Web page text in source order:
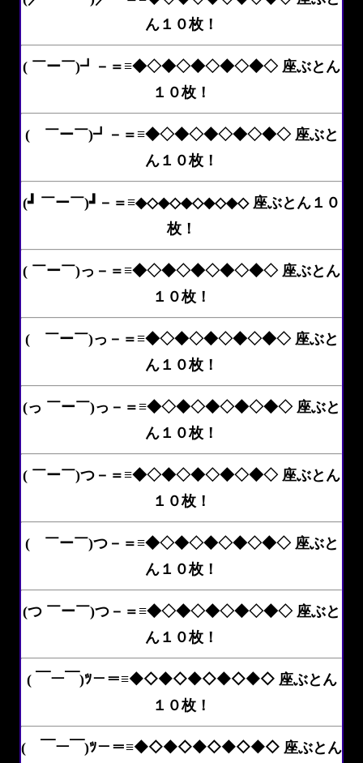
ん１０枚！
( ￣ー￣)┛－＝≡◆◇◆◇◆◇◆◇◆◇ 座ぶとん
１０枚！
( ￣ー￣)┛－＝≡◆◇◆◇◆◇◆◇◆◇ 座ぶと
ん１０枚！
(┛ ￣ー￣)┛－＝≡◆◇◆◇◆◇◆◇◆◇ 座ぶとん１０
枚！
( ￣ー￣)っ－＝≡◆◇◆◇◆◇◆◇◆◇ 座ぶとん
１０枚！
( ￣ー￣)っ－＝≡◆◇◆◇◆◇◆◇◆◇ 座ぶと
ん１０枚！
(っ ￣ー￣)っ－＝≡◆◇◆◇◆◇◆◇◆◇ 座ぶと
ん１０枚！
( ￣ー￣)つ－＝≡◆◇◆◇◆◇◆◇◆◇ 座ぶとん
１０枚！
( ￣ー￣)つ－＝≡◆◇◆◇◆◇◆◇◆◇ 座ぶと
ん１０枚！
(つ ￣ー￣)つ－＝≡◆◇◆◇◆◇◆◇◆◇ 座ぶと
ん１０枚！
( ￣ー￣)ﾂ－＝≡◆◇◆◇◆◇◆◇◆◇ 座ぶとん
１０枚！
( ￣ー￣)ﾂ－＝≡◆◇◆◇◆◇◆◇◆◇ 座ぶとん